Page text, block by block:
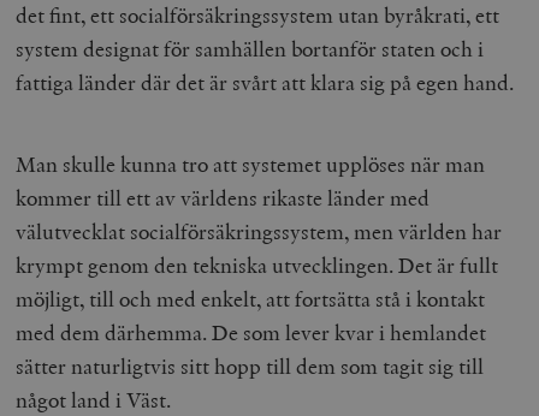
det fint, ett socialförsäkringssystem utan byråkrati, ett
system designat för samhällen bortanför staten och i
fattiga länder där det är svårt att klara sig på egen hand.
Man skulle kunna tro att systemet upplöses när man
kommer till ett av världens rikaste länder med
välutvecklat socialförsäkringssystem, men världen har
krympt genom den tekniska utvecklingen. Det är fullt
möjligt, till och med enkelt, att fortsätta stå i kontakt
med dem därhemma. De som lever kvar i hemlandet
sätter naturligtvis sitt hopp till dem som tagit sig till
något land i Väst.